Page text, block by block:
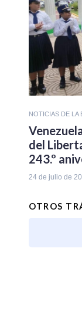
NOTICIAS DE LA
del
243.º
24 de julio de
OTROS